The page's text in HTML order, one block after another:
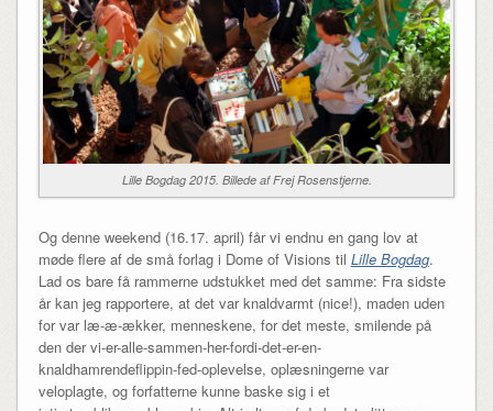
Lille Bogdag 2015. Billede af Frej Rosenstjerne.
Og denne weekend (16.17. april) får vi endnu en gang lov at
møde flere af de små forlag i Dome of Visions til Lille Bogdag.
Lad os bare få rammerne udstukket med det samme: Fra sidste
år kan jeg rapportere, at det var knaldvarmt (nice!), maden uden
for var læ-æ-ækker, menneskene, for det meste, smilende på
den der vi-er-alle-sammen-her-fordi-det-er-en-
knaldhamrendeflippin-fed-oplevelse, oplæsningerne var
veloplagte, og forfatterne kunne baske sig i et